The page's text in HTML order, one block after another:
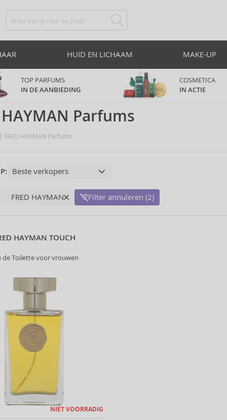
HUID EN LICHAAM MAKE-UP
TOP PARFUMS
IN DE AANBIEDING
COSMETICA
IN ACTIE
HAYMAN Parfums
FRED HAYMAN Parfums
FRED HAYMAN Filter annuleren (2)
HAYMAN TOUCH
de Toilette voor vrouwen
NIET VOORRADIG